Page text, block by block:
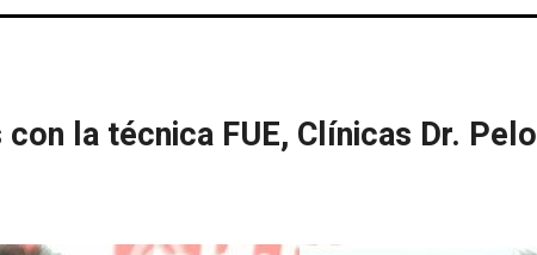
la técnica FUE, Clínicas Dr. Pelo